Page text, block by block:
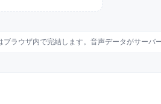
ブラウザ内で完結します。音声データがサーバ